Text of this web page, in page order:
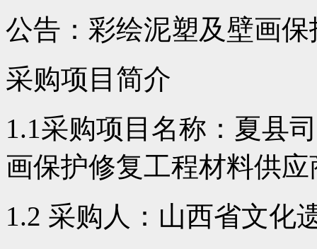
公告：彩绘泥塑及壁画
采购项目简介
1.1采购项目名称：夏县
画保护修复工程材料供应
1.2 采购人：山西省文化